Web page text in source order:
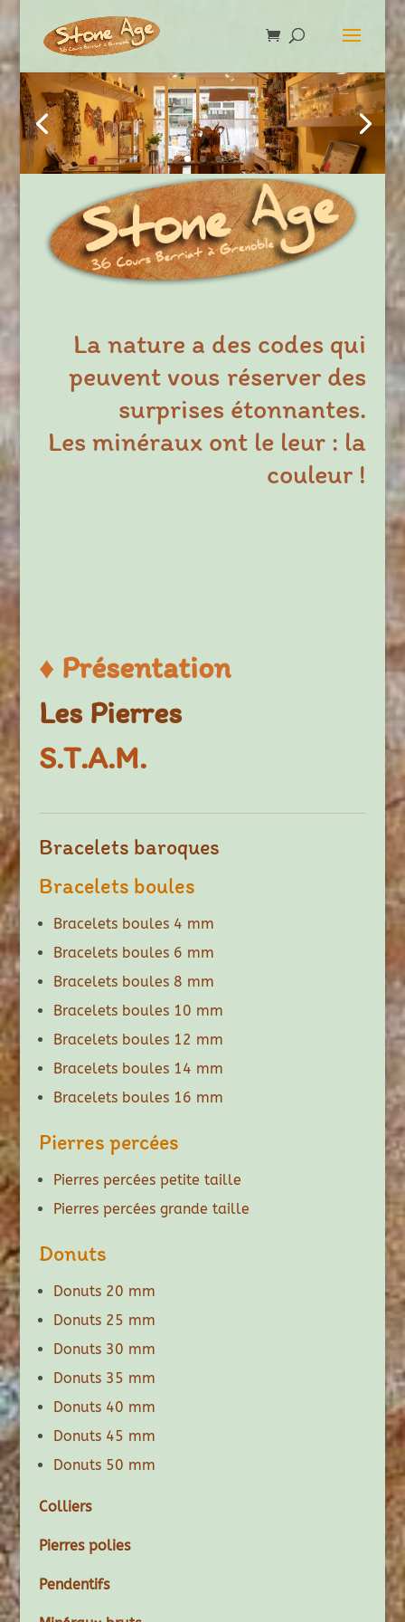
La nature a des codes qui
peuvent vous réserver des
surprises étonnantes.
Les minéraux ont le leur : la
couleur !
♦ Présentation
Les Pierres
S.T.A.M.
Bracelets baroques
Bracelets boules
Bracelets boules 4 mm
Bracelets boules 6 mm
Bracelets boules 8 mm
Bracelets boules 10 mm
Bracelets boules 12 mm
Bracelets boules 14 mm
Bracelets boules 16 mm
Pierres percées
Pierres percées petite taille
Pierres percées grande taille
Donuts
Donuts 20 mm
Donuts 25 mm
Donuts 30 mm
Donuts 35 mm
Donuts 40 mm
Donuts 45 mm
Donuts 50 mm
Colliers
Pierres polies
Pendentifs